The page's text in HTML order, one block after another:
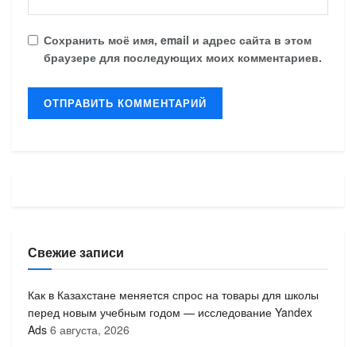
Сохранить моё имя, email и адрес сайта в этом
браузере для последующих моих комментариев.
Свежие записи
Как в Казахстане меняется спрос на товары для школы
перед новым учебным годом — исследование Yandex
Ads 6 августа, 2026